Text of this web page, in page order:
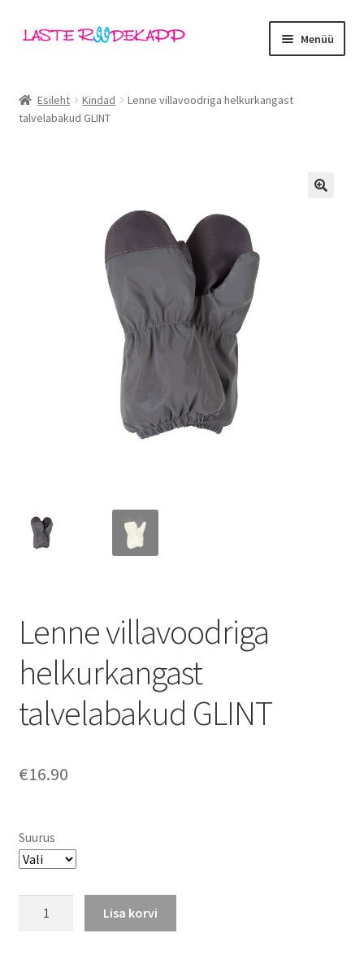
Liigu
Liigu
Menüü
Tüdrukud
Esileht Kindad
Lenne villavoodriga helkurkangast
talvelabakud GLINT
Lenne villavoodriga
helkurkangast
talvelabakud GLINT
€16.90
Suurus
Lisa korvi